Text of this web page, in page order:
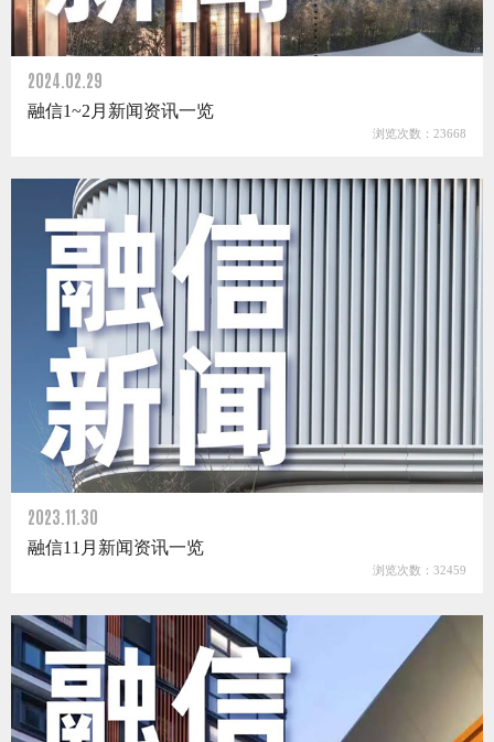
2024.02.29
融信1~2月新闻资讯一览
浏览次数：23668
2023.11.30
融信11月新闻资讯一览
浏览次数：32459